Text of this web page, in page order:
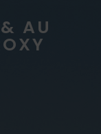
AU